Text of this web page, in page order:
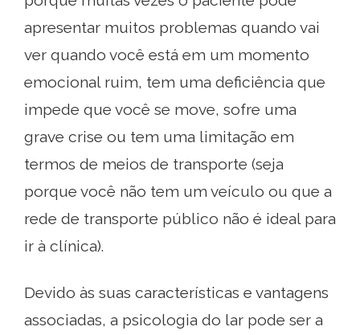
apresentar muitos problemas quando vai
ver quando você está em um momento
emocional ruim, tem uma deficiência que
impede que você se move, sofre uma
grave crise ou tem uma limitação em
termos de meios de transporte (seja
porque você não tem um veículo ou que a
rede de transporte público não é ideal para
ir à clínica).
Devido às suas características e vantagens
associadas, a psicologia do lar pode ser a